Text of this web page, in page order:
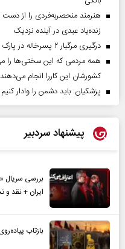
زنده‌یاد عبدی در آینده نزدیک
درگیری مرگبار ۲ پسرخاله در پارک
همه مردمی که این سختی‌ها را
کشورشان این کاررا انجام می‌دهند
پزشکیان: باید دشمن را وادار
پیشنهاد سردبیر
بررسی سریال
ایران + نقد و
بازتاب